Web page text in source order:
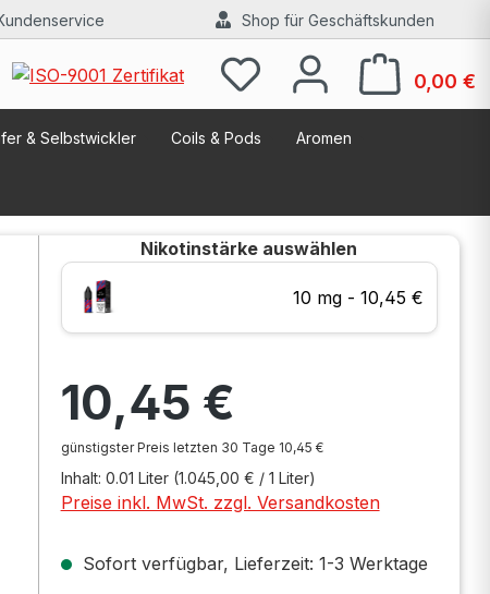
Shop für Geschäftskunden
0,00 €
& Selbstwickler Coils & Pods Aromen
Nikotinstärke auswählen
10 mg - 10,45 €
10,45 €
günstigster Preis letzten 30 Tage 10,45 €
Inhalt: 0.01 Liter (1.045,00 € / 1 Liter)
Preise inkl. MwSt. zzgl. Versandkosten
Sofort verfügbar, Lieferzeit: 1-3 Werktage